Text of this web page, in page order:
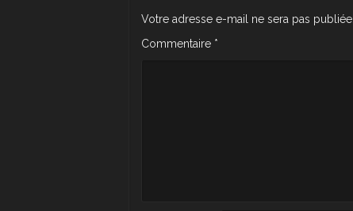
Votre adresse e-mail ne sera pas publiée.
Commentaire *